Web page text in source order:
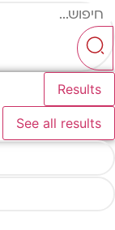
Results
See all results